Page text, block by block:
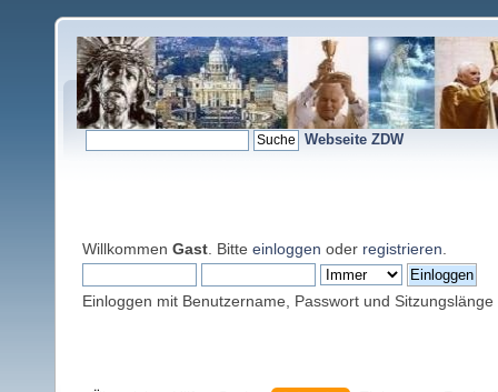
Webseite ZDW
Willkommen Gast . Bitte einloggen oder registrieren
Einloggen mit Benutzername, Passwort und Sitzungslänge